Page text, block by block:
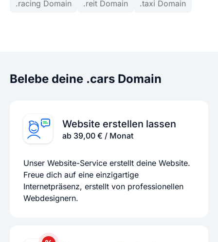
.racing Domain
.reit Domain .taxi Domain
Belebe deine .cars Domain
Website erstellen lassen
ab 39,00 € / Monat
Unser Website-Service erstellt deine Website.
Freue dich auf eine einzigartige
Internetpräsenz, erstellt von professionellen
Webdesignern.